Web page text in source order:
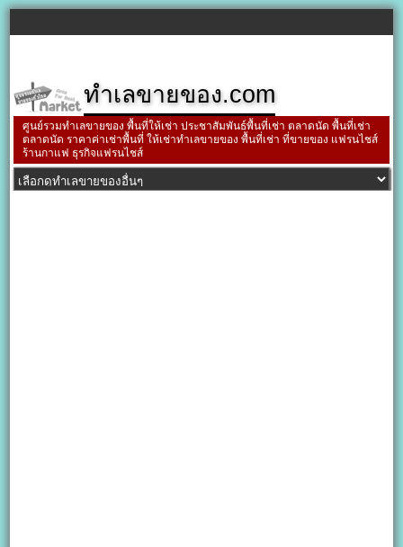
ทำเลขายของ.com
ศูนย์รวมทำเลขายของ พื้นที่ให้เช่า ประชาสัมพันธ์พื้นที่เช่า ตลาดนัด พื้นที่เช่า
ตลาดนัด ราคาค่าเช่าพื้นที่ ให้เช่าทำเลขายของ พื้นที่เช่า ที่ขายของ แฟรนไชส์
ร้านกาแฟ ธุรกิจแฟรนไชส์